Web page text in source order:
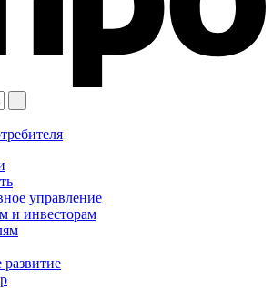
управление
и инвесторам
развитие